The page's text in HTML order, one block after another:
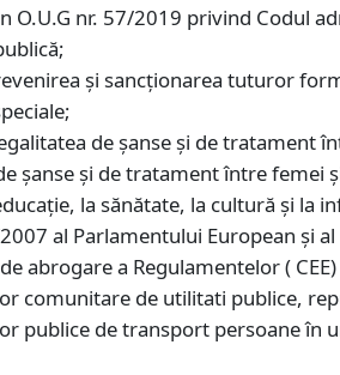
O.U.G nr. 57/2019 privind Codul
și sancționarea tuturor
de șanse și de tratament
şanse şi de tratament între
la sănătate, la cultură și la
al Parlamentului European
abrogare a Regulamentelor (
comunitare de utilitati publice,
publice de transport persoane